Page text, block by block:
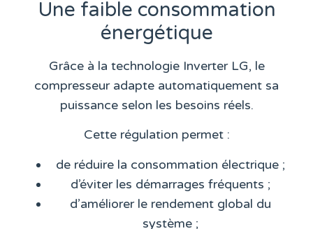
Une faible consommation
énergétique
Grâce à la technologie Inverter LG, le
compresseur adapte automatiquement sa
puissance selon les besoins réels.
Cette régulation permet :
de réduire la consommation électrique ;
d’éviter les démarrages fréquents ;
d’améliorer le rendement global du
système ;